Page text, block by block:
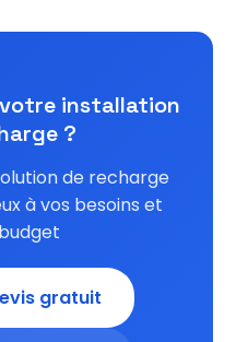
installation
?
de recharge
à vos besoins et
gratuit